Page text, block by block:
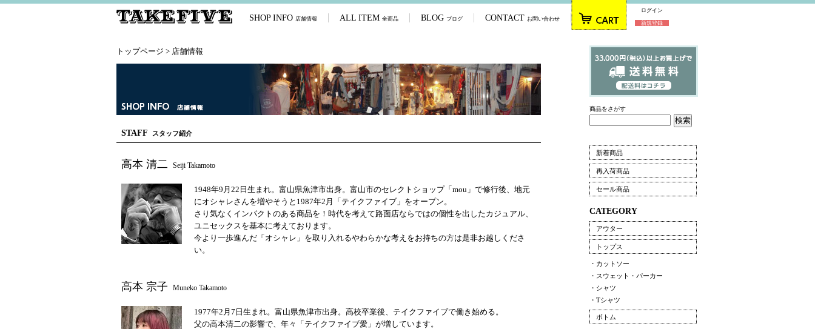
SHOP INFO 店舗情報 ALL ITEM 全商品 BLOG ブログ CONTACT お問い合わせ
ログイン
新規登録
トップページ > 店舗情報
STAFF スタッフ紹介
高本 清二 Seiji Takamoto
1948年9月22日生まれ。富山県魚津市出身。富山市のセレクトショップ「mou」で修行後、地元
にオシャレさんを増やそうと1987年2月「テイクファイブ」をオープン。
さり気なくインパクトのある商品を！時代を考えて路面店ならではの個性を出したカジュアル、
ユニセックスを基本に考えております。
今より一歩進んだ「オシャレ」を取り入れるやわらかな考えをお持ちの方は是非お越しくださ
い。
高本 宗子 Muneko Takamoto
1977年2月7日生まれ。富山県魚津市出身。高校卒業後、テイクファイブで働き始める。
父の高本清二の影響で、年々「テイクファイブ愛」が増しています。
商品をさがす
新着商品
再入荷商品
セール商品
CATEGORY
アウター
トップス
・カットソー
・スウェット・パーカー
・シャツ
・Tシャツ
ボトム